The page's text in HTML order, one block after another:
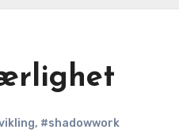
, #shadowwork